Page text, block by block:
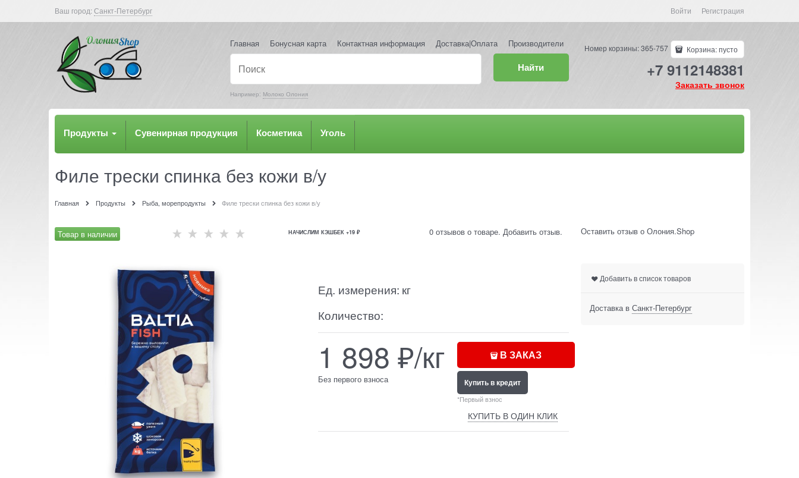
Ваш город:Санкт-Петербург Войти Регистрация
Главная Бонусная карта Контактная информация Доставка|Оплата Производители
Например: Молоко Олония
Найти
Номер корзины: 365-757 Корзина:пусто
+7 9112148381
Заказать звонок
Продукты Сувенирная продукция Косметика Уголь
Филе трески спинка без кожи в/у
Главная Продукты Рыба, морепродукты Филе трески спинка без кожи в/у
Товар в наличии НАЧИСЛИМ КЭШБЕК +19 ₽ 0 отзывов о товаре. Добавить отзыв. Оставить отзыв о Олония.Shop
Ед. измерения: кг
Количество:
1 898 ₽/кг
Без первого взноса
В ЗАКАЗ
Купить в кредит
*Первый взнос
КУПИТЬ В ОДИН КЛИК
Добавить в список товаров
Доставка в Санкт-Петербург